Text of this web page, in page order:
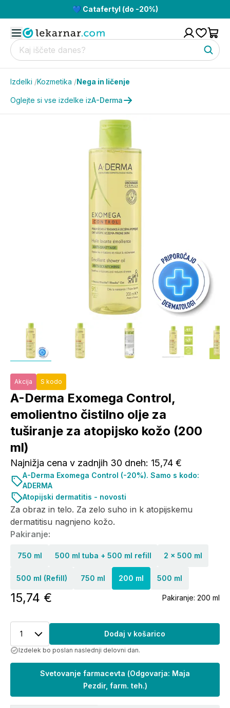
💙 Catafertyl (do -20%)
Izdelki /Kozmetika /Nega in ličenje
Oglejte si vse izdelke izA-Derma
Akcija S kodo
A-Derma Exomega Control,
emolientno čistilno olje za
tuširanje za atopijsko kožo (200
ml)
Najnižja cena v zadnjih 30 dneh: 15,74 €
Za obraz in telo. Za zelo suho in k atopijskemu
dermatitisu nagnjeno kožo.
Pakiranje:
750 ml 500 ml tuba + 500 ml refill 2 x 500 ml
500 ml (Refill) 750 ml 200 ml 500 ml
15,74 € Pakiranje: 200 ml
A-Derma Exomega Control (-20%). Samo s kodo:
ADERMA
Atopijski dermatitis - novosti
1 Dodaj v košarico
Izdelek bo poslan naslednji delovni dan.
Svetovanje farmacevta (Odgovarja: Maja
Pezdir, farm. teh.)